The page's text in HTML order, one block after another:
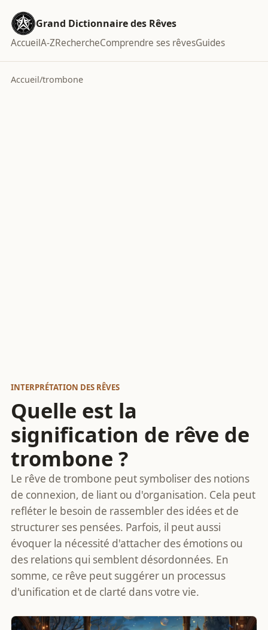
Grand Dictionnaire des Rêves
AccueilA-ZRechercheComprendre ses rêvesGuides
Accueil/trombone
INTERPRÉTATION DES RÊVES
Quelle est la
signification de rêve de
trombone ?
Le rêve de trombone peut symboliser des notions
de connexion, de liant ou d'organisation. Cela peut
refléter le besoin de rassembler des idées et de
structurer ses pensées. Parfois, il peut aussi
évoquer la nécessité d'attacher des émotions ou
des relations qui semblent désordonnées. En
somme, ce rêve peut suggérer un processus
d'unification et de clarté dans votre vie.